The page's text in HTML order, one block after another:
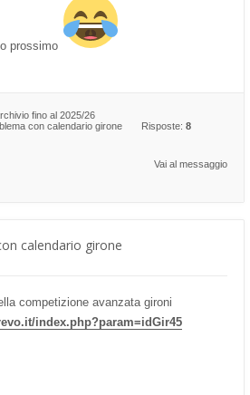
prossimo
fino al 2025/26
con calendario girone Risposte: 8
Vai al messaggio
calendario girone
competizione avanzata gironi
index.php?param=idGir45